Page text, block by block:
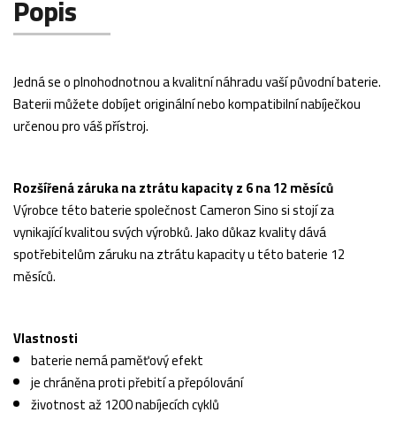
Popis
Jedná se o plnohodnotnou a kvalitní náhradu vaší původní baterie.
Baterii můžete dobíjet originální nebo kompatibilní nabíječkou
určenou pro váš přístroj.
Rozšířená záruka na ztrátu kapacity z 6 na 12 měsíců
Výrobce této baterie společnost Cameron Sino si stojí za
vynikající kvalitou svých výrobků. Jako důkaz kvality dává
spotřebitelům záruku na ztrátu kapacity u této baterie 12
měsíců.
Vlastnosti
baterie nemá paměťový efekt
je chráněna proti přebití a přepólování
životnost až 1200 nabíjecích cyklů